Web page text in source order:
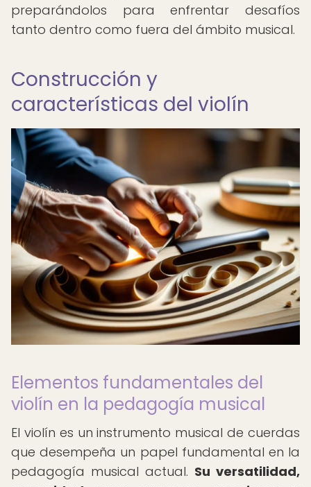
preparándolos para enfrentar desafíos
tanto dentro como fuera del ámbito musical.
Construcción y
características del violín
Elementos fundamentales del
violín en la pedagogía musical
El violín es un instrumento musical de cuerdas
que desempeña un papel fundamental en la
pedagogía musical actual. Su versatilidad,